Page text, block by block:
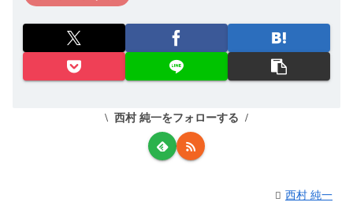
西村 純一をフォローする
西村 純一